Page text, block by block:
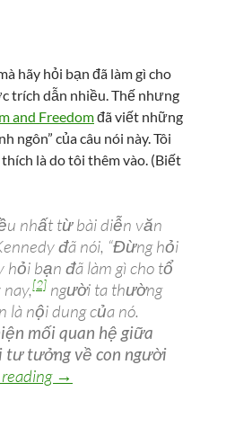
hãy hỏi bạn đã làm gì cho
trích dẫn nhiều. Thế nhưng
and Freedomđã viết những
ngôn” của câu nói này. Tôi
là do tôi thêm vào. (Biết
nhất từ bài diễn văn
đã nói, “Đừng hỏi
hỏi bạn đã làm gì cho tổ
[2] người ta thường
là nội dung của nó.
mối quan hệ giữa
tư tưởng về con người
Đừng hỏi tổ quốc đã làm
→